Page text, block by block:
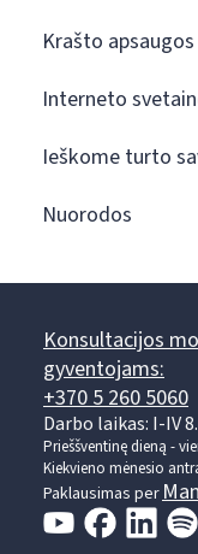
Krašto
Interneto
Ieškome turto
Nuorodos
Konsultacijos
gyventojams:
+370 5 260 5060
Darbo laikas: I-IV
Prieššventinę dieną -
Kiekvieno mėnesio
Paklausimas per